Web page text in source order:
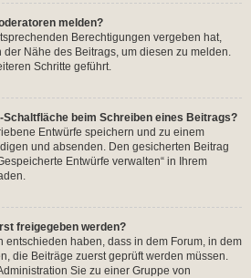
melden?
Berechtigungen vergeben hat,
Nähe des Beitrags, um diesen zu melden.
Schritte geführt.
Schaltfläche beim Schreiben eines Beitrags?
Entwürfe speichern und zu einem
und absenden. Den gesicherten Beitrag
Entwürfe verwalten“ in Ihrem
freigegeben werden?
entschieden haben, dass in dem Forum, in dem
die Beiträge zuerst geprüft werden müssen.
Sie zu einer Gruppe von